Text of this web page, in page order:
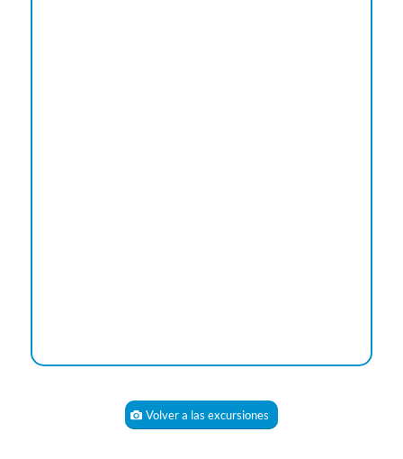
Volver a las excursiones